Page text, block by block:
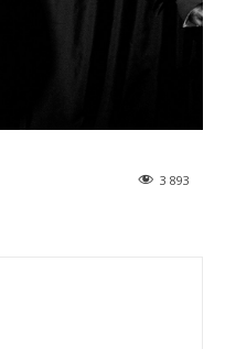
3 893